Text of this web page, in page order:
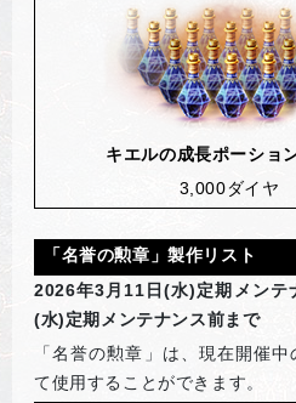
キエルの成長ポーショ
3,000ダイヤ
「名誉の勲章」製作リスト
2026年3月11日(水)定期メンテ
(水)定期メンテナンス前まで
「名誉の勲章」は、現在開催
て使用することができます。